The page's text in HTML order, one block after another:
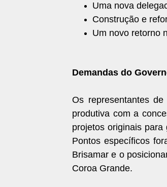
Uma nova
Construção e
Um novo retorno
Demandas do
Os representantes
produtiva com a
projetos originais
Pontos específicos
Brisamar e o
Coroa Grande.